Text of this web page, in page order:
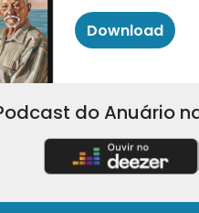
Download
do Anuário